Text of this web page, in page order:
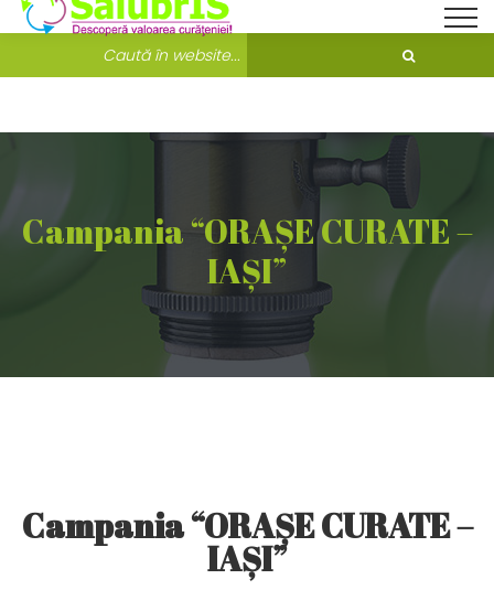
Bine ati venit pe Salubris.ro! Unde ne găsești?
Campania “ORAȘE CURATE –
IAȘI”
Campania “ORAȘE CURATE –
IAȘI”